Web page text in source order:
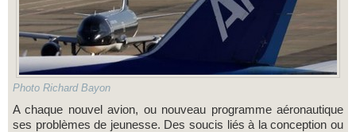
Photo Richard Bayon
A chaque nouvel avion, ou nouveau programme aéronautique
ses problèmes de jeunesse. Des soucis liés à la conception ou